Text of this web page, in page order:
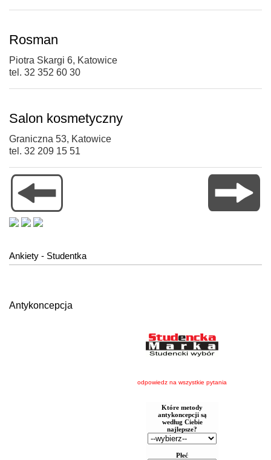
Rosman
Piotra Skargi 6, Katowice
tel. 32 352 60 30
Salon kosmetyczny
Graniczna 53, Katowice
tel. 32 209 15 51
Ankiety - Studentka
Antykoncepcja
odpowiedz na wszystkie pytania